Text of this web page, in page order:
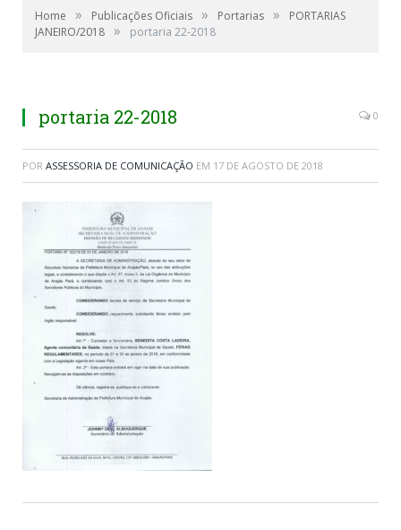
Home » Publicações Oficiais » Portarias »
PORTARIAS
JANEIRO/2018 » portaria 22-2018
portaria 22-2018 0
POR ASSESSORIA DE COMUNICAÇÃO EM 17 DE AGOSTO DE 2018